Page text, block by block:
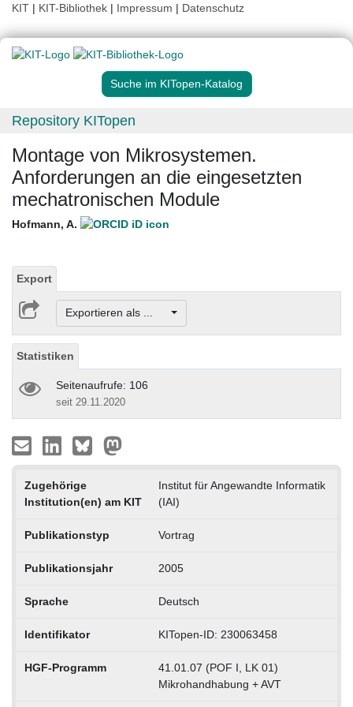
KIT | KIT-Bibliothek | Impressum | Datenschutz
Suche im KITopen-Katalog
Repository KITopen
Montage von Mikrosystemen.
Anforderungen an die eingesetzten
mechatronischen Module
Hofmann, A.
Export
Exportieren als ...
Statistiken
Seitenaufrufe: 106
seit 29.11.2020
Zugehörige
Institution(en) am KIT
Institut für Angewandte Informatik
(IAI)
Publikationstyp Vortrag
Publikationsjahr 2005
Sprache Deutsch
Identifikator KITopen-ID: 230063458
HGF-Programm
41.01.07 (POF I, LK 01)
Mikrohandhabung + AVT